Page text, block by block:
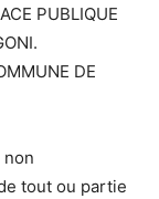
PUBLIQUE
DE
non
tout ou partie